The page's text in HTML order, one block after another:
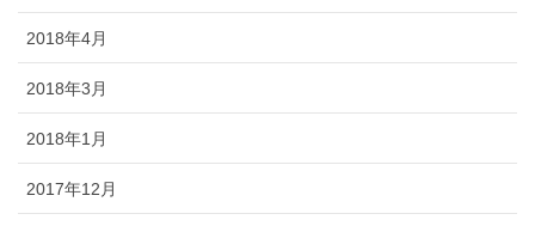
2018年4月
2018年3月
2018年1月
2017年12月